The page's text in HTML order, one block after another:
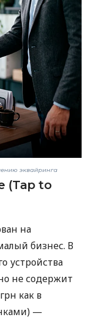
эквайринга
(Tap to
на
бизнес. В
устройства
не содержит
как в
—